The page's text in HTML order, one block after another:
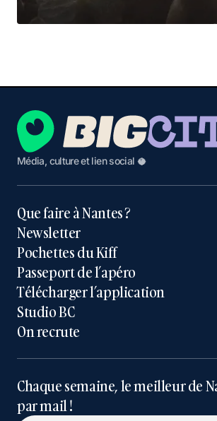
Média, culture et lien social 🥥
Que faire à Nantes ?
Newsletter
Pochettes du Kiff
Passeport de l’apéro
Télécharger l’application
Studio BC
On recrute
Chaque semaine, le meilleur de
par mail !